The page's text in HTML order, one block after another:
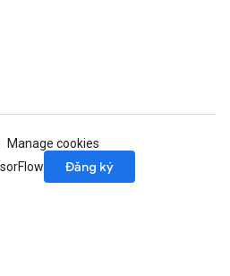
Manage cookies
Đăng ký